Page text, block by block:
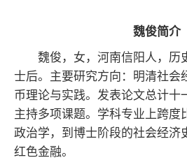
魏俊简介
魏俊，女，河南信阳人，历
士后。主要研究方向：明清社会
币理论与实践。发表论文总计十
主持多项课题。学科专业上跨度
政治学，到博士阶段的社会经济
红色金融。